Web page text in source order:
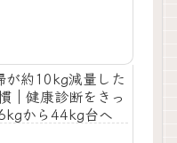
が約10kg減量した
｜健康診断をきっ
から44kg台へ